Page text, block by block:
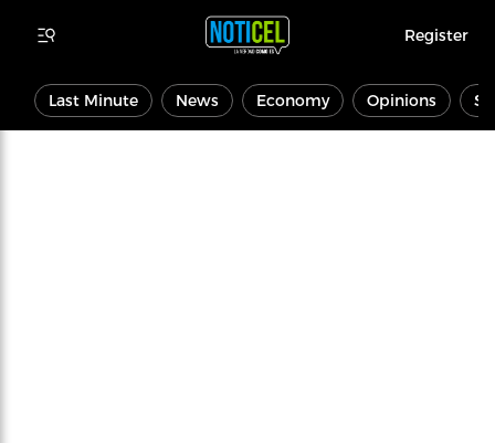
Register
Last Minute News Economy Opinions